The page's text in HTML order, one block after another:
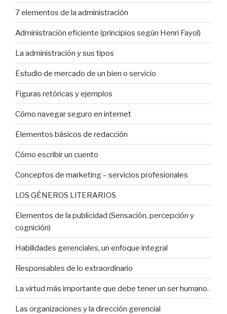
7 elementos de la administración
Administración eficiente (principios según Henri Fayol)
La administración y sus tipos
Estudio de mercado de un bien o servicio
Figuras retóricas y ejemplos
Cómo navegar seguro en internet
Elementos básicos de redacción
Cómo escribir un cuento
Conceptos de marketing – servicios profesionales
LOS GÉNEROS LITERARIOS
Elementos de la publicidad (Sensación, percepción y
cognición)
Habilidades gerenciales, un enfoque integral
Responsables de lo extraordinario
La virtud más importante que debe tener un ser humano.
Las organizaciones y la dirección gerencial